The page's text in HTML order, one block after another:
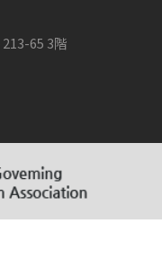
213-65 3階